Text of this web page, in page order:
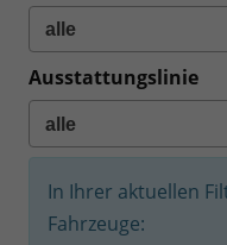
Ausstattungslinie
In Ihrer aktuellen
Fahrzeuge: